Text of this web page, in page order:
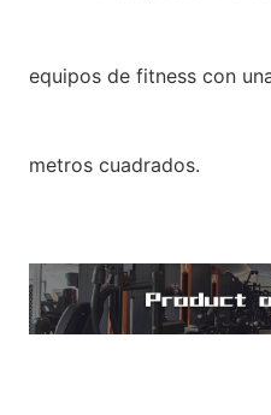
equipos de fitness con
metros cuadrados.